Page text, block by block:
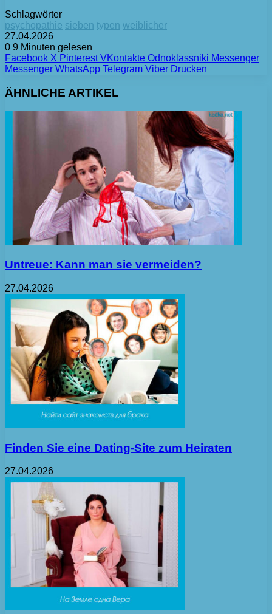
Schlagwörter
psychopathie sieben typen weiblicher
27.04.2026
0 9 Minuten gelesen
Facebook X Pinterest VKontakte Odnoklassniki Messenger
Messenger WhatsApp Telegram Viber Drucken
ÄHNLICHE ARTIKEL
Untreue: Kann man sie vermeiden?
27.04.2026
Finden Sie eine Dating-Site zum Heiraten
27.04.2026